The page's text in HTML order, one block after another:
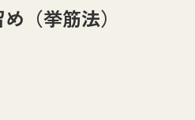
め（挙筋法）